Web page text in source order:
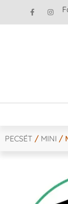
PECSÉT / MINI /